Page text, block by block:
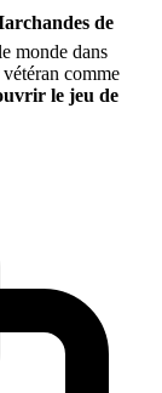
de
monde dans
comme
le jeu de